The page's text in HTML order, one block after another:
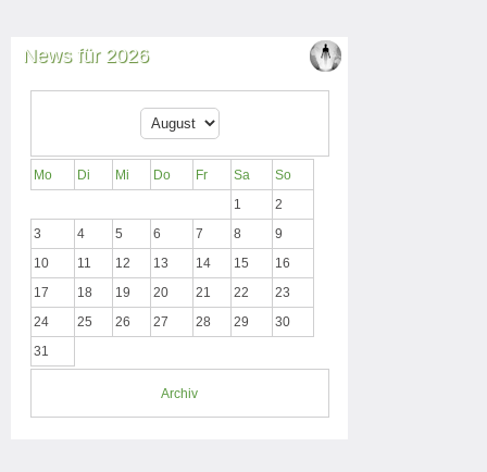
News für 2026
Mo Di Mi Do Fr Sa
So
1
2
3
4 5 6 7 8
9
10
11 12 13 14 15
16
17
18 19 20 21 22
23
24
25 26 27 28 29
30
31
Archiv